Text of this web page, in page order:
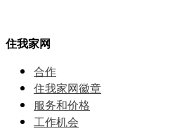
住我家网
合作
住我家网徽章
服务和价格
⼯作机会